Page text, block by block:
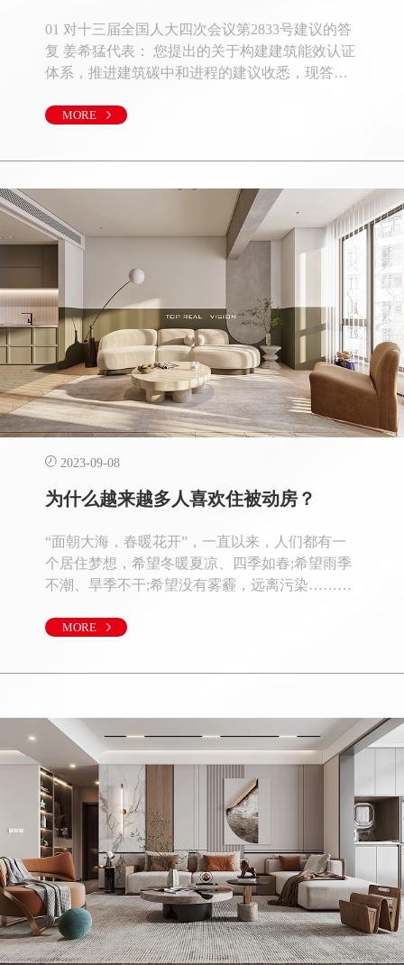
01 对十三届全国人大四次会议第2833号建议的答
复 姜希猛代表： 您提出的关于构建建筑能效认证
体系，推进建筑碳中和进程的建议收悉，现答复
对降低能源资源消耗、助力城乡建设领域实现碳
和标准中对建筑能效的相关规定 《民用建筑节能
务院第18次常务会议通过，于2
MORE
2023-09-08
为什么越来越多人喜欢住被动房？
“面朝大海，春暖花开”，一直以来，人们都有一
个居住梦想，希望冬暖夏凉、四季如春;希望雨季
不潮、旱季不干;希望没有雾霾，远离污染……如
实现。在你心中，什么是好房子？好房子对于居
房子作为栖身之所，如果面积大、配套齐全、可
近年来随着生活水平的不断提高，好房子更被当
做是人一生的心
MORE